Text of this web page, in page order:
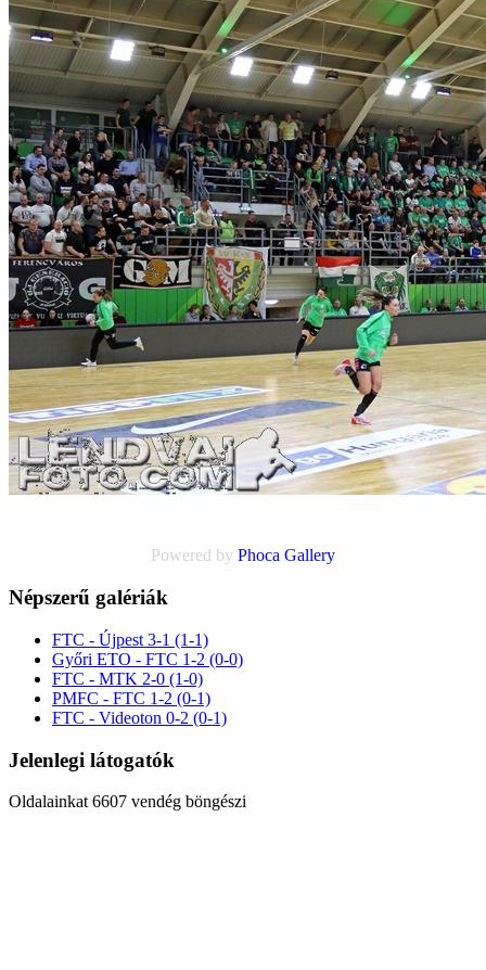
Powered by Phoca Gallery
Népszerű galériák
FTC - Újpest 3-1 (1-1)
Győri ETO - FTC 1-2 (0-0)
FTC - MTK 2-0 (1-0)
PMFC - FTC 1-2 (0-1)
FTC - Videoton 0-2 (0-1)
Jelenlegi látogatók
Oldalainkat 6607 vendég böngészi